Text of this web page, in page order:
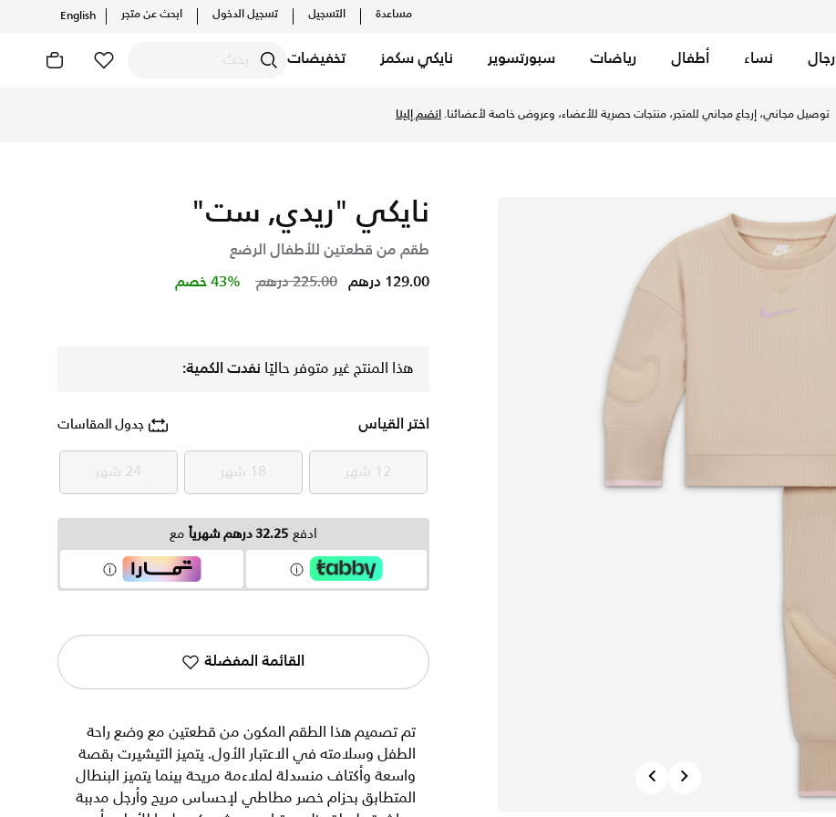
مساعدة التسجيل تسجيل الدخول ابحث عن متجر English
رجال نساء أطفال رياضات سبورتسوير نايكي سكمز تخفيضات
توصيل مجاني، إرجاع مجاني للمتجر، منتجات حصرية للأعضاء، وعروض خاصة لأعضائنا.انضم إلينا
Next
نايكي "ريدي, ست"
طقم من قطعتين للأطفال الرضع
Price reduced from
225.00 درهم to 129.00 درهم 43% خصم
هذا المنتج غير متوفر حاليًا نفدت الكمية:
اختر القياس جدول المقاسات
12 شهر 12 شهر 18 شهر 18 شهر 24 شهر 24 شهر
ادفع 32.25 درهم شهرياً مع
القائمة المفضلة
تم تصميم هذا الطقم المكون من قطعتين مع وضع راحة
الطفل وسلامته في الاعتبار الأول. يتميز التيشيرت بقصة
واسعة وأكتاف منسدلة لملاءمة مريحة بينما يتميز البنطال
المتطابق بحزام خصر مطاطي لإحساس مريح وأرجل مدببة